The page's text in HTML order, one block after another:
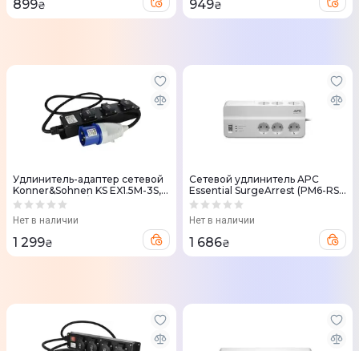
899₴ 949₴
Удлинитель-адаптер сетевой
Konner&Sohnen KS EX1.5M-3S,
5000Вт, 3x16А/250В, 3х5.5мм,
Нет в наличии
1 299₴
Сетевой удлинитель APC
Essential SurgeArrest (PM6-RS)
6 розеток 2m белый
Нет в наличии
1 686₴